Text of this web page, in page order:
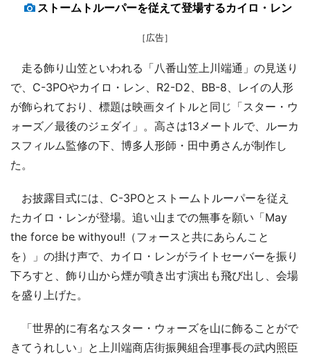
ストームトルーパーを従えて登場するカイロ・レン
［広告］
走る飾り山笠といわれる「八番山笠上川端通」の見送り
で、C-3POやカイロ・レン、R2-D2、BB-8、レイの人形
が飾られており、標題は映画タイトルと同じ「スター・ウ
ォーズ／最後のジェダイ」。高さは13メートルで、ルーカ
スフィルム監修の下、博多人形師・田中勇さんが制作し
た。
お披露目式には、C-3POとストームトルーパーを従え
たカイロ・レンが登場。追い山までの無事を願い「May
the force be withyou!!（フォースと共にあらんこと
を）」の掛け声で、カイロ・レンがライトセーバーを振り
下ろすと、飾り山から煙が噴き出す演出も飛び出し、会場
を盛り上げた。
「世界的に有名なスター・ウォーズを山に飾ることがで
きてうれしい」と上川端商店街振興組合理事長の武内照臣